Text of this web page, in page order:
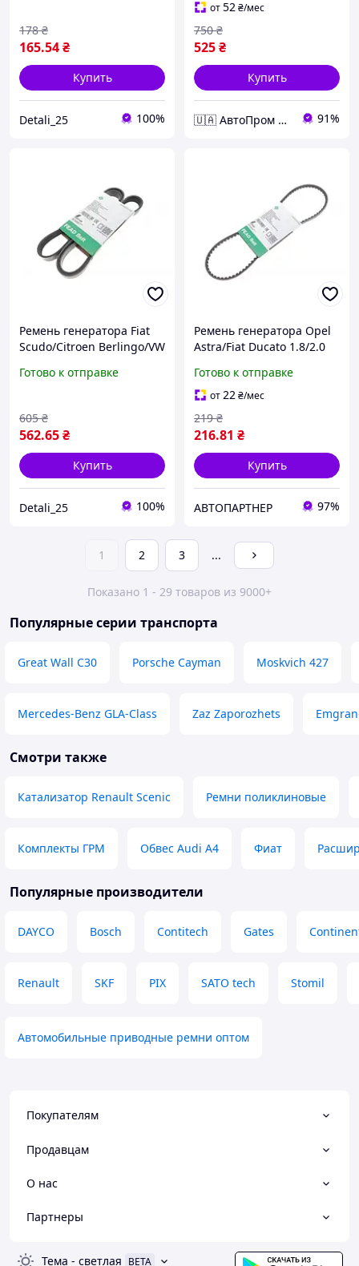
165.54₴
178 ₴
Купить
Detali_25 100%
от52₴/мес
525₴
750 ₴
Купить
🇺🇦 АвтоПром 🇺🇦 91%
Ремень генератора Fiat
Scudo/Citroen Berlingo/VW
5750.TG
Готово к отправке
562.65₴
605 ₴
Купить
Detali_25 100%
Ремень генератора Opel
Astra/Fiat Ducato 1.8/2.0
INA
Готово к отправке
от22₴/мес
216.81 ₴
219 ₴
Купить
АВТОПАРТНЕР 97%
1 2 3 ...
Показано 1 - 29 товаров из 9000+
Популярные серии транспорта
Great Wall C30 Porsche Cayman Moskvich 427
Mercedes-Benz GLA-Class Zaz Zaporozhets
Смотри также
Катализатор Renault Scenic Ремни поликлиновые
Комплекты ГРМ Обвес Audi A4 Фиат
Популярные производители
DAYCO Bosch Contitech Gates
Renault SKF PIX SATO tech Stomil
Автомобильные приводные ремни оптом
Покупателям
Продавцам
О нас
Партнеры
Тема - светлая BETA